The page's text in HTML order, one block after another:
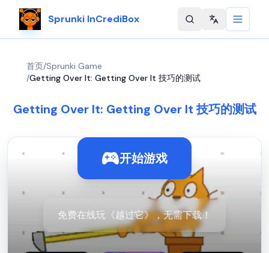
Sprunki InCrediBox Change
首页/Sprunki Game
/Getting Over It: Getting Over It 技巧的测试
Getting Over It: Getting Over It 技巧的测试
开始游戏
免费在线玩《越过它》，无需下载！